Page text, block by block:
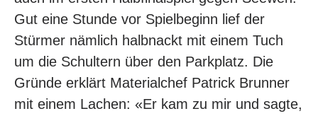
Gut eine Stunde vor Spielbeginn lief der
Stürmer nämlich halbnackt mit einem Tuch
um die Schultern über den Parkplatz. Die
Gründe erklärt Materialchef Patrick Brunner
mit einem Lachen: «Er kam zu mir und sagte,